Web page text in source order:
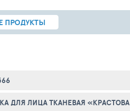
ПРОДУКТЫ
ДЛЯ ЛИЦА ТКАНЕВАЯ